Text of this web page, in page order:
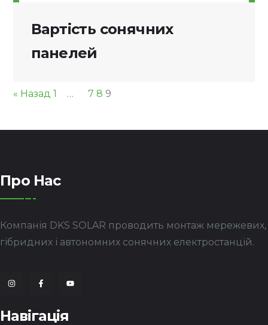
Вартість сонячних
панелей
« Назад 1 … 7 8 9
Про Нас
Компанія DKS SOLAR проводить монтаж мережевих,
гібридних і автономних сонячних електростанцій.
Навігація